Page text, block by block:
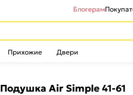
Блогерам
Прихожие Двери
Подушка Air Simple 41-61